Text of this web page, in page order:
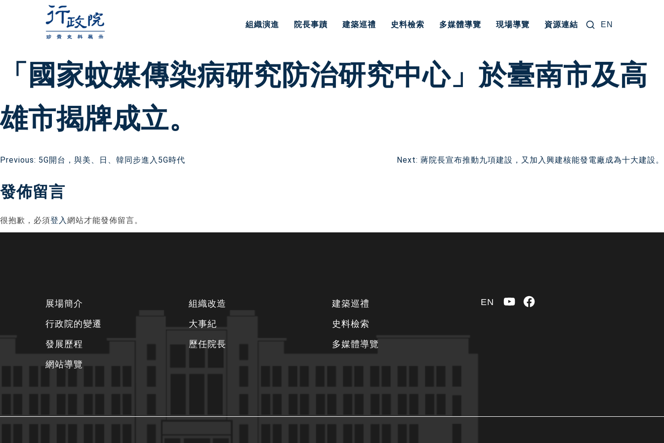
組織演進 院長事蹟 建築巡禮 史料檢索 多媒體導覽 現場導覽 資源連結 EN
「國家蚊媒傳染病研究防治研究中心」於臺南市及高
雄市揭牌成立。
文
章
導
Previous: 5G開台，與美、日、韓同步進入5G時代 Next: 蔣院長宣布推動九項建設，又加入興建核能發電廠成為十大建設。
發佈留言
很抱歉，必須登入網站才能發佈留言。
展場簡介
行政院的變遷
發展歷程
網站導覽
組織改造
大事紀
歷任院長
建築巡禮
史料檢索
多媒體導覽
EN YouTubeFacebook